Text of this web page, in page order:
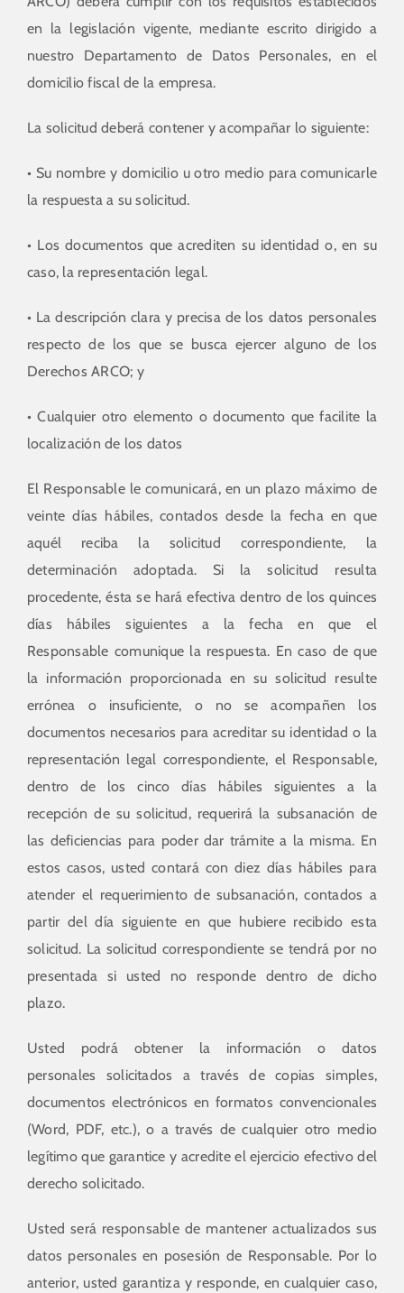
en la legislación vigente, mediante escrito dirigido a
nuestro Departamento de Datos Personales, en el
domicilio fiscal de la empresa.
La solicitud deberá contener y acompañar lo siguiente:
• Su nombre y domicilio u otro medio para comunicarle
la respuesta a su solicitud.
• Los documentos que acrediten su identidad o, en su
caso, la representación legal.
• La descripción clara y precisa de los datos personales
respecto de los que se busca ejercer alguno de los
Derechos ARCO; y
• Cualquier otro elemento o documento que facilite la
localización de los datos
El Responsable le comunicará, en un plazo máximo de
veinte días hábiles, contados desde la fecha en que
aquél reciba la solicitud correspondiente, la
determinación adoptada. Si la solicitud resulta
procedente, ésta se hará efectiva dentro de los quinces
días hábiles siguientes a la fecha en que el
Responsable comunique la respuesta. En caso de que
la información proporcionada en su solicitud resulte
errónea o insuficiente, o no se acompañen los
documentos necesarios para acreditar su identidad o la
representación legal correspondiente, el Responsable,
dentro de los cinco días hábiles siguientes a la
recepción de su solicitud, requerirá la subsanación de
las deficiencias para poder dar trámite a la misma. En
estos casos, usted contará con diez días hábiles para
atender el requerimiento de subsanación, contados a
partir del día siguiente en que hubiere recibido esta
solicitud. La solicitud correspondiente se tendrá por no
presentada si usted no responde dentro de dicho
plazo.
Usted podrá obtener la información o datos
personales solicitados a través de copias simples,
documentos electrónicos en formatos convencionales
(Word, PDF, etc.), o a través de cualquier otro medio
legítimo que garantice y acredite el ejercicio efectivo del
derecho solicitado.
Usted será responsable de mantener actualizados sus
datos personales en posesión de Responsable. Por lo
anterior, usted garantiza y responde, en cualquier caso,